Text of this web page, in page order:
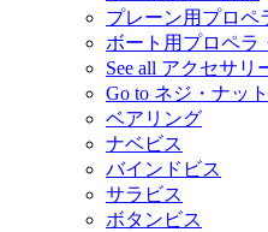
プレーン用プロペ
ボート用プロペラ
See all アクセサリ
Go to ネジ・ナット
ベアリング
ナベビス
バインドビス
サラビス
ボタンビス